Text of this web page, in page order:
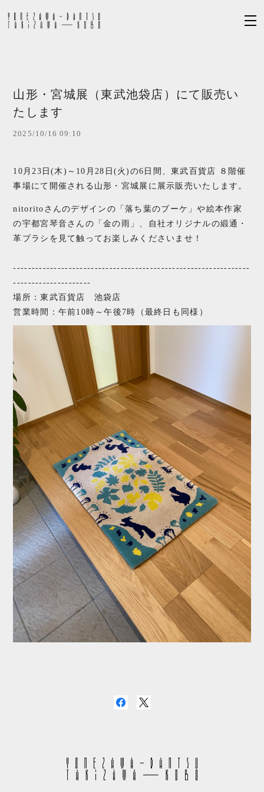
山形・宮城展（東武池袋店）にて販売い
たします
2025/10/16 09:10
10月23日(木)～10月28日(火)の6日間、東武百貨店 ８階催
事場にて開催される山形・宮城展に展示販売いたします。
nitoritoさんのデザインの「落ち葉のブーケ」や絵本作家
の宇都宮琴音さんの「金の雨」、自社オリジナルの緞通・
革ブラシを見て触ってお楽しみくださいませ！
----------------------------------------------------------------
---------------------
場所：東武百貨店 池袋店
営業時間：午前10時～午後7時（最終日も同様）